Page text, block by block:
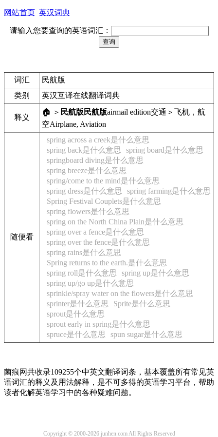
网站首页 英汉词典
请输入您要查询的英语词汇：
词汇
民航版
类别
英汉互译在线翻译词典
释义
🏠 ＞ 民航版 民航版airmail edition交通＞飞机，航
空Airplane, Aviation
随便看
spring across a creek是什么意思
spring back是什么意思
spring board是什么意思
springboard diving是什么意思
spring breeze是什么意思
spring/come to the mind是什么意思
spring dress是什么意思
spring farming是什么意思
Spring Festival Couplets是什么意思
spring flowers是什么意思
spring on the North China Plain是什么意思
spring over a fence是什么意思
spring over the fence是什么意思
spring rains是什么意思
Spring returns to the earth.是什么意思
spring roll是什么意思
spring up是什么意思
spring up/go up是什么意思
sprinkle/spray water on the flowers是什么意思
sprinter是什么意思
Sprite是什么意思
sprout是什么意思
sprout early in spring是什么意思
spruce是什么意思
spun sugar是什么意思
菌痕网共收录109255个中英文翻译词条，基本覆盖所有常见英
语词汇的释义及用法解释，是不可多得的英语学习平台，帮助
读者化解英语学习中的各种疑难问题。
Copyright © 2000-2026 junhen.com All Rights Reserved